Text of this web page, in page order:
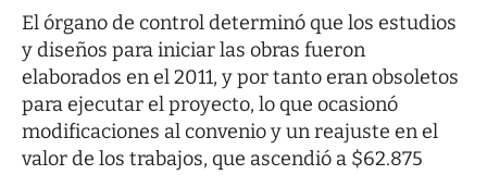
El órgano de control determinó que los estudios
y diseños para iniciar las obras fueron
elaborados en el 2011, y por tanto eran obsoletos
para ejecutar el proyecto, lo que ocasionó
modificaciones al convenio y un reajuste en el
valor de los trabajos, que ascendió a $62.875